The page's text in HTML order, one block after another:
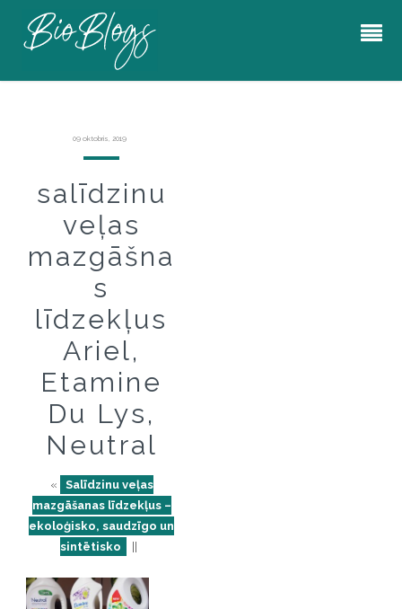
09 oktobris, 2019
salīdzinu
veļas
mazgāšna
s
līdzekļus
Ariel,
Etamine
Du Lys,
Neutral
«
Salīdzinu veļas
mazgāšanas līdzekļus –
ekoloģisko, saudzīgo un
sintētisko